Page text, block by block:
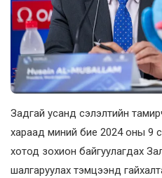
Задгай усанд сэлэлтийн
хараад миний бие 2024 оны 9
хотод зохион байгуулагдах
шалгаруулах тэмцээнд